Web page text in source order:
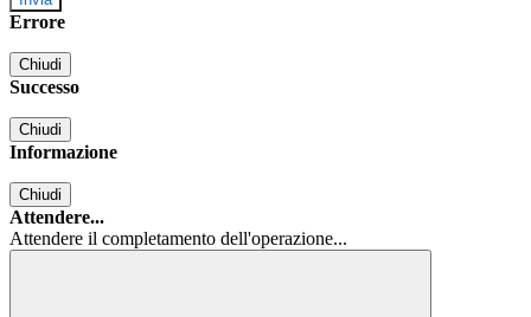
Errore
Chiudi
Successo
Chiudi
Informazione
Chiudi
Attendere...
Attendere il completamento dell'operazione...